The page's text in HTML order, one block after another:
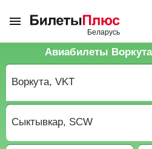
Авиабилеты